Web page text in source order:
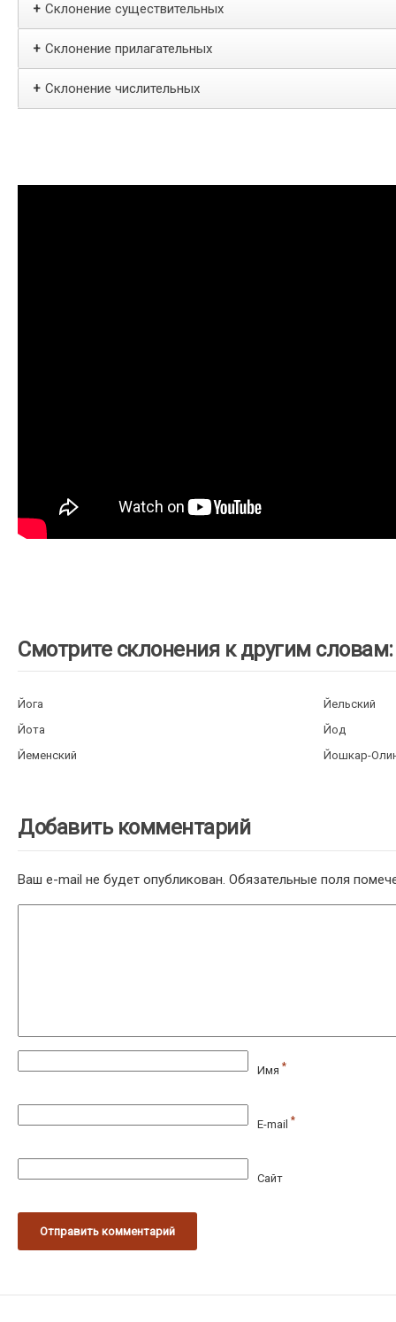
+ Склонение существительных
+ Склонение прилагательных
+ Склонение числительных
Смотрите склонения к другим словам:
Йога
Йельский
Йота
Йод
Йеменский
Йошкар-
Добавить комментарий
Ваш e-mail не будет опубликован. Обязательные поля
Имя *
E-mail *
Сайт